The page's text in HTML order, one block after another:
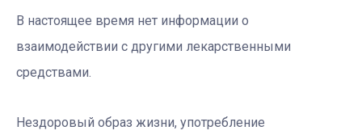
В настоящее время нет информации о
взаимодействии с другими лекарственными
средствами.
Нездоровый образ жизни, употребление